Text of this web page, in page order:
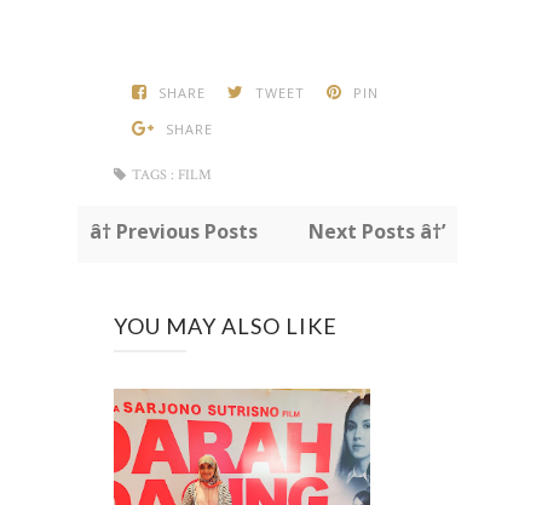
SHARE TWEET
PIN
SHARE
TAGS : FILM
â† Previous Posts Next Posts â†’
YOU MAY ALSO LIKE